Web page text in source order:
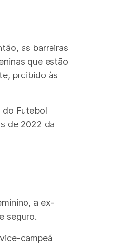
as barreiras
que estão
proibido às
do Futebol
de 2022 da
a ex-
seguro.
campeã